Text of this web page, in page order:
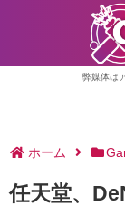
弊媒体は
ホーム
任天堂、